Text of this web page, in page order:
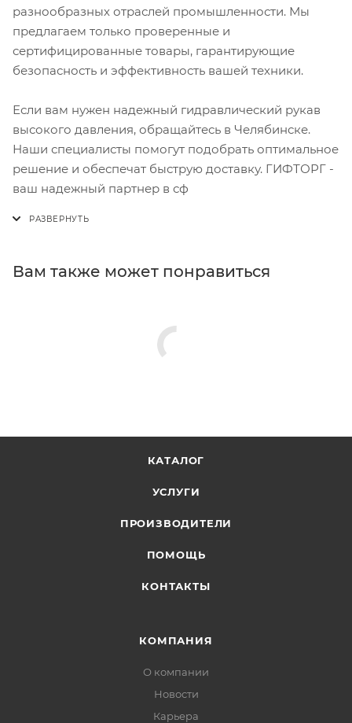
разнообразных отраслей промышленности. Мы
предлагаем только проверенные и
сертифицированные товары, гарантирующие
безопасность и эффективность вашей техники.
Если вам нужен надежный гидравлический рукав
высокого давления, обращайтесь в Челябинске.
Наши специалисты помогут подобрать оптимальное
решение и обеспечат быструю доставку. ГИФТОРГ -
ваш надежный партнер в сф
Вам также может понравиться
КАТАЛОГ
УСЛУГИ
ПРОИЗВОДИТЕЛИ
ПОМОЩЬ
КОНТАКТЫ
КОМПАНИЯ
О компании
Новости
Карьера